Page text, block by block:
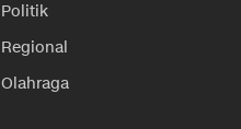
Politik
Regional
Olahraga